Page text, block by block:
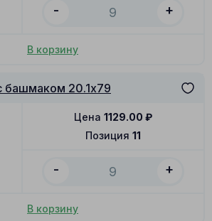
- +
В корзину
башмаком 20.1x79
Позиция 11
Цена 1129.00 ₽
- +
В корзину